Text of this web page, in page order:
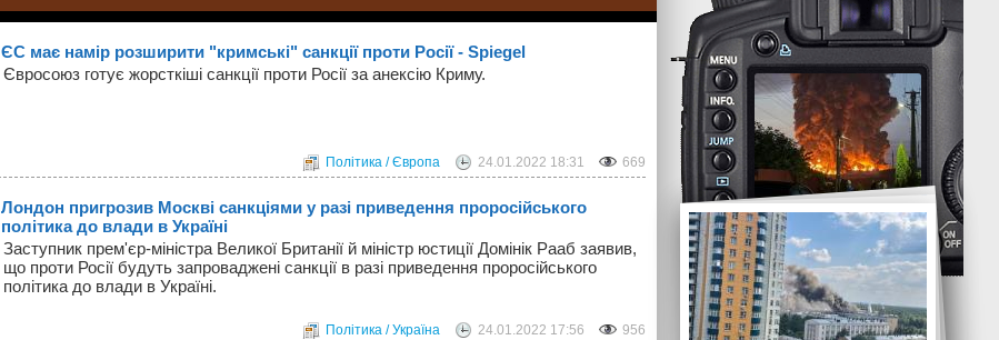
ЄС має намір розширити "кримські" санкції проти Росії - Spiegel
Євросоюз готує жорсткіші санкції проти Росії за анексію Криму.
Політика / Європа 24.01.2022 18:31 669
Лондон пригрозив Москві санкціями у разі приведення проросійського
політика до влади в Україні
Заступник прем'єр-міністра Великої Британії й міністр юстиції Домінік Рааб заявив,
що проти Росії будуть запроваджені санкції в разі приведення проросійського
політика до влади в Україні.
Політика / Україна 24.01.2022 17:56 956